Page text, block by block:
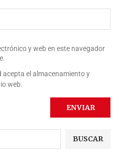
y web en este navegador
el almacenamiento y
web.
BUSCAR